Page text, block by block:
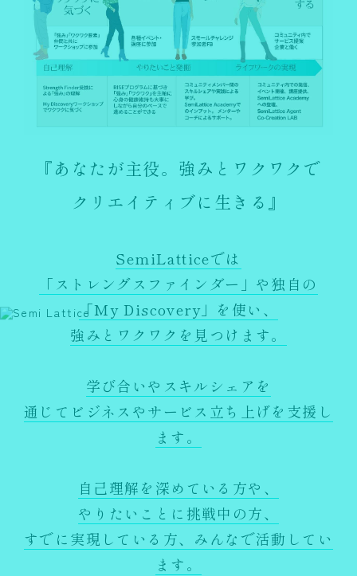
『あなたが主役。強みとワクワクで
クリエイティブに生きる』
SemiLatticeでは
「ストレングスファインダー」や独自の
「My Discovery」を使い、
強みとワクワクを見つけます。
学び合いやスキルシェアを
通じてビジネスやサービス立ち上げを支援し
ます。
自己理解を深めている方や、
やりたいことに挑戦中の方、
すでに実現している方、みんなで活動してい
ます。